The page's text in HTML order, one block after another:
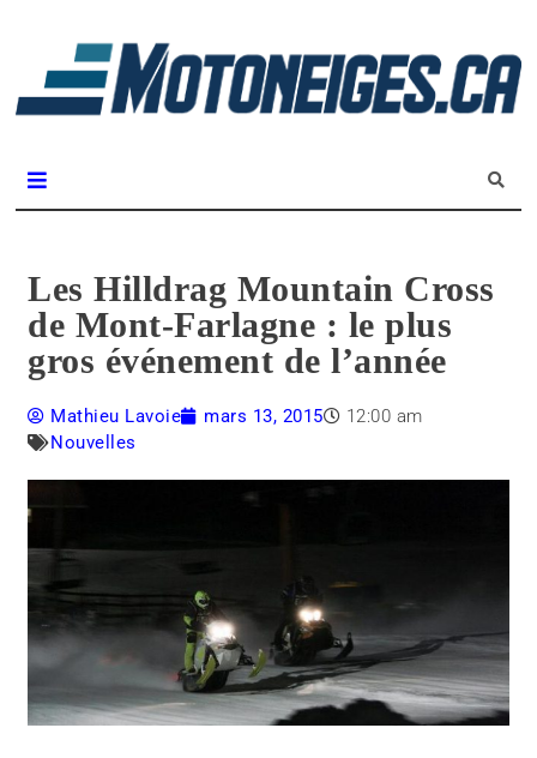
Les Hilldrag Mountain Cross
de Mont-Farlagne : le plus
gros événement de l’année
Mathieu Lavoie mars 13, 2015
12:00 am
Nouvelles